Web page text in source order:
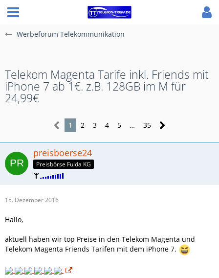
Werbeforum Telekommunikation
Telekom Magenta Tarife inkl. Friends mit
iPhone 7 ab 1€. z.B. 128GB im M für
24,99€
1 2 3 4 5 … 35
preisboerse24
Preisbörse Fulda KG
15. Dezember 2016
Hallo,
aktuell haben wir top Preise in den Telekom Magenta und
Telekom Magenta Friends Tarifen mit dem iPhone 7.